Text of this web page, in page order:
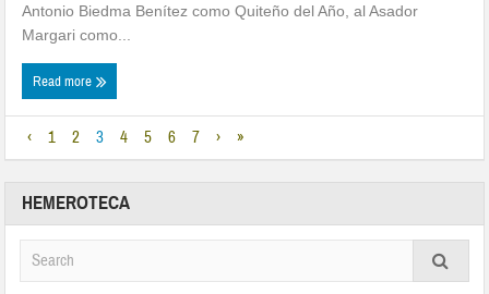
Antonio Biedma Benítez como Quiteño del Año, al Asador
Margari como...
Read more
‹ 1 2 3 4 5 6 7 › »
HEMEROTECA